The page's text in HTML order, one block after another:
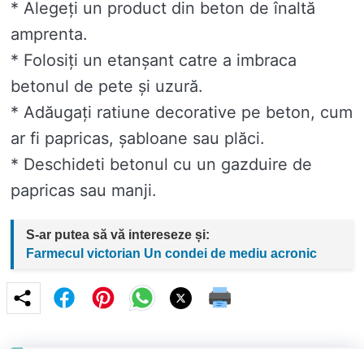
* Alegeți un product din beton de înaltă
amprenta.
* Folosiți un etanșant catre a imbraca
betonul de pete și uzură.
* Adăugați ratiune decorative pe beton, cum
ar fi papricas, șabloane sau plăci.
* Deschideti betonul cu un gazduire de
papricas sau manji.
S-ar putea să vă intereseze și:
Farmecul victorian Un condei de mediu acronic